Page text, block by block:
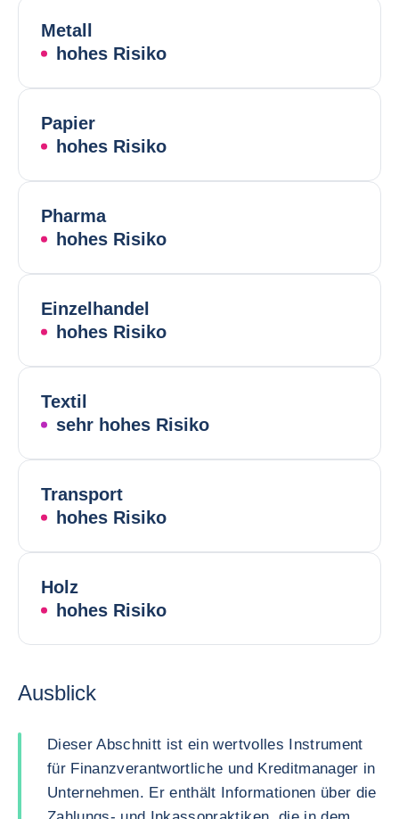
Metall
hohes Risiko
Papier
hohes Risiko
Pharma
hohes Risiko
Einzelhandel
hohes Risiko
Textil
sehr hohes Risiko
Transport
hohes Risiko
Holz
hohes Risiko
Ausblick
Dieser Abschnitt ist ein wertvolles Instrument
für Finanzverantwortliche und Kreditmanager in
Unternehmen. Er enthält Informationen über die